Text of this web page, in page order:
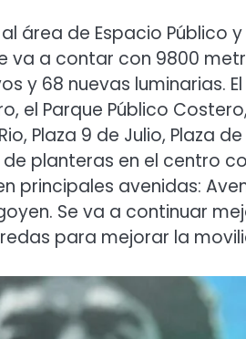
al área de Espacio Público
va a contar con 9800
y 68 nuevas luminarias.
el Parque Público
Plaza 9 de Julio, Plaza
planteras en el centro
principales avenidas:
Se va a continuar
para mejorar la